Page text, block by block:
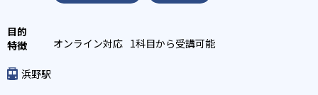
オンライン対応 1科目から受講可能
浜野駅